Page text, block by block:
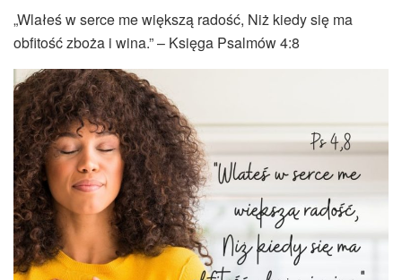
„Wlałeś w serce me większą radość, Niż kiedy się ma
obfitość zboża i wina.” – Księga Psalmów 4:8